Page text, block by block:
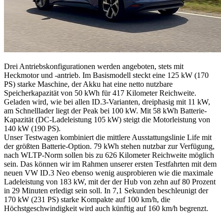
Drei Antriebskonfigurationen werden angeboten, stets mit
Heckmotor und -antrieb. Im Basismodell steckt eine 125 kW (170
PS) starke Maschine, der Akku hat eine netto nutzbare
Speicherkapazität von 50 kWh für 417 Kilometer Reichweite.
Geladen wird, wie bei allen ID.3-Varianten, dreiphasig mit 11 kW,
am Schnelllader liegt der Peak bei 100 kW. Mit 58 kWh Batterie-
Kapazität (DC-Ladeleistung 105 kW) steigt die Motorleistung von
140 kW (190 PS).
Unser Testwagen kombiniert die mittlere Ausstattungslinie Life mit
der größten Batterie-Option. 79 kWh stehen nutzbar zur Verfügung,
nach WLTP-Norm sollen bis zu 626 Kilometer Reichweite möglich
sein. Das können wir im Rahmen unserer ersten Testfahrten mit dem
neuen VW ID.3 Neo ebenso wenig ausprobieren wie die maximale
Ladeleistung von 183 kW, mit der der Hub von zehn auf 80 Prozent
in 29 Minuten erledigt sein soll. In 7,1 Sekunden beschleunigt der
170 kW (231 PS) starke Kompakte auf 100 km/h, die
Höchstgeschwindigkeit wird auch künftig auf 160 km/h begrenzt.